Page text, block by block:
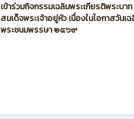
เข้าร่วมกิจกรรมเฉลิมพระเกียรติพระบาท
สมเด็จพระเจ้าอยู่หัว เนื่องในโอกาสวันเ
พระชนมพรรษา ๒๕๖๙